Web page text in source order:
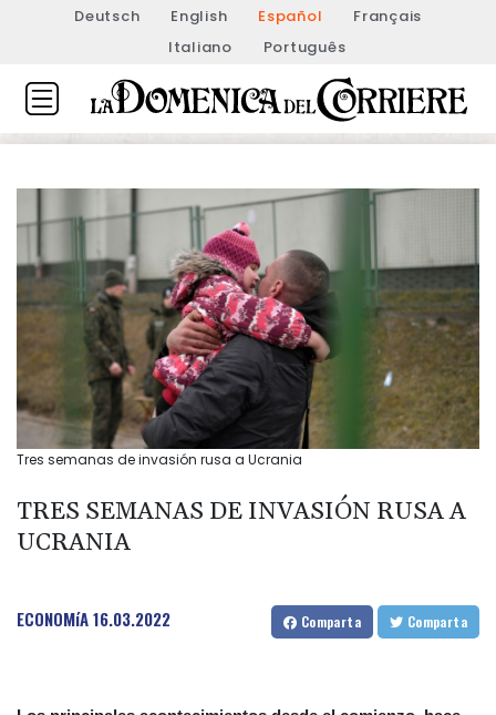
Deutsch English Español
Français
Italiano
Português
Tres semanas de invasión rusa a Ucrania
TRES SEMANAS DE INVASIÓN RUSA A
UCRANIA
ECONOMíA16.03.2022 Comparta Comparta